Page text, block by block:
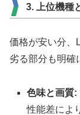
3. 上位機種
価格が安い分、
劣る部分も明確
色味と画質:
性能差によ